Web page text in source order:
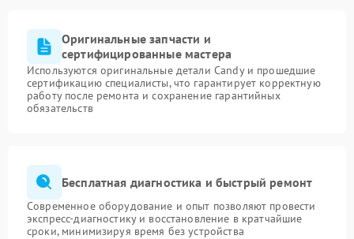
Оригинальные запчасти и
сертифицированные мастера
Используются оригинальные детали Candy и прошедшие
сертификацию специалисты, что гарантирует корректную
работу после ремонта и сохранение гарантийных
обязательств
Бесплатная диагностика и быстрый ремонт
Современное оборудование и опыт позволяют провести
экспресс-диагностику и восстановление в кратчайшие
сроки, минимизируя время без устройства